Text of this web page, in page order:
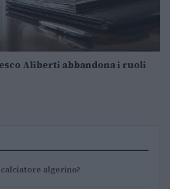
Aliberti abbandona i ruoli
algerino?